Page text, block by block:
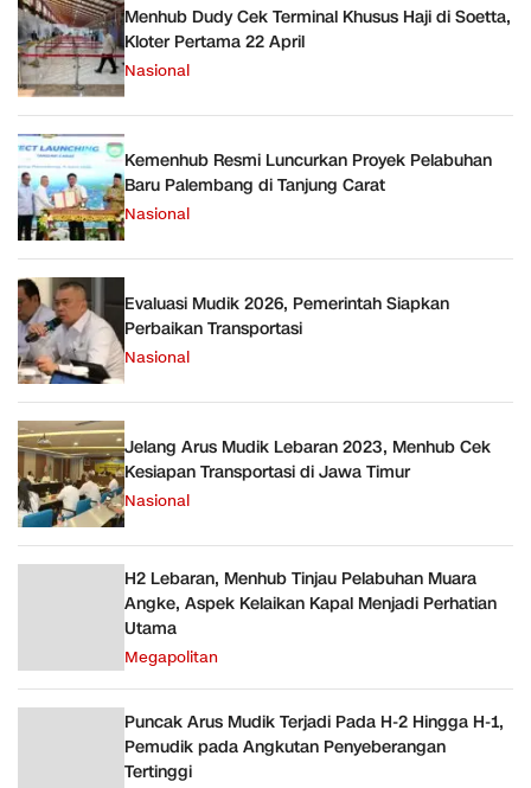
Menhub Dudy Cek Terminal Khusus Haji di Soetta,
Kloter Pertama 22 April
Nasional
Kemenhub Resmi Luncurkan Proyek Pelabuhan
Baru Palembang di Tanjung Carat
Nasional
Evaluasi Mudik 2026, Pemerintah Siapkan
Perbaikan Transportasi
Nasional
Jelang Arus Mudik Lebaran 2023, Menhub Cek
Kesiapan Transportasi di Jawa Timur
Nasional
H2 Lebaran, Menhub Tinjau Pelabuhan Muara
Angke, Aspek Kelaikan Kapal Menjadi Perhatian
Utama
Megapolitan
Puncak Arus Mudik Terjadi Pada H-2 Hingga H-1,
Pemudik pada Angkutan Penyeberangan
Tertinggi